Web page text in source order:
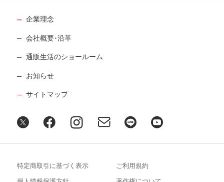
企業理念
会社概要･沿革
通販生活のショールーム
お知らせ
サイトマップ
特定商取引に基づく表示 ご利用規約